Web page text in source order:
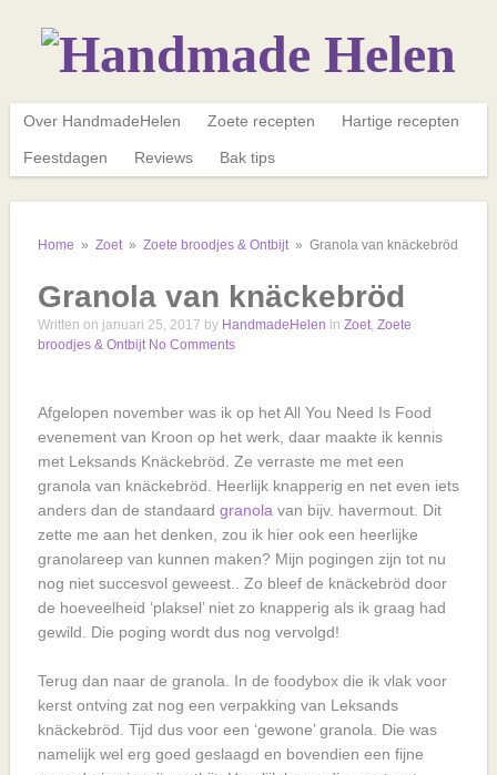
Over HandmadeHelen Zoete recepten Hartige recepten
Feestdagen Reviews Bak tips
Home » Zoet» Zoete broodjes & Ontbijt» Granola van knäckebröd
Granola van knäckebröd
Written on januari 25, 2017 by HandmadeHelen in Zoet, Zoete
broodjes & Ontbijt No Comments
Afgelopen november was ik op het All You Need Is Food
evenement van Kroon op het werk, daar maakte ik kennis
met Leksands Knäckebröd. Ze verraste me met een
granola van knäckebröd. Heerlijk knapperig en net even iets
anders dan de standaard granola van bijv. havermout. Dit
zette me aan het denken, zou ik hier ook een heerlijke
granolareep van kunnen maken? Mijn pogingen zijn tot nu
nog niet succesvol geweest.. Zo bleef de knäckebröd door
de hoeveelheid ‘plaksel’ niet zo knapperig als ik graag had
gewild. Die poging wordt dus nog vervolgd!
Terug dan naar de granola. In de foodybox die ik vlak voor
kerst ontving zat nog een verpakking van Leksands
knäckebröd. Tijd dus voor een ‘gewone’ granola. Die was
namelijk wel erg goed geslaagd en bovendien een fijne